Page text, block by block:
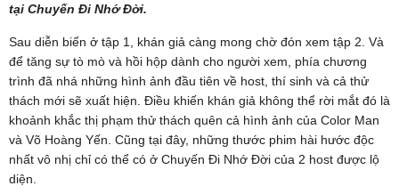
tại Chuyến Đi Nhớ Đời.
Sau diễn biến ở tập 1, khán giả càng mong chờ đón xem tập 2. Và
để tăng sự tò mò và hồi hộp dành cho người xem, phía chương
trình đã nhá những hình ảnh đầu tiên về host, thí sinh và cả thử
thách mới sẽ xuất hiện. Điều khiến khán giả không thể rời mắt đó là
khoảnh khắc thị phạm thử thách quên cả hình ảnh của Color Man
và Võ Hoàng Yến. Cũng tại đây, những thước phim hài hước độc
nhất vô nhị chỉ có thể có ở Chuyến Đi Nhớ Đời của 2 host được lộ
diện.